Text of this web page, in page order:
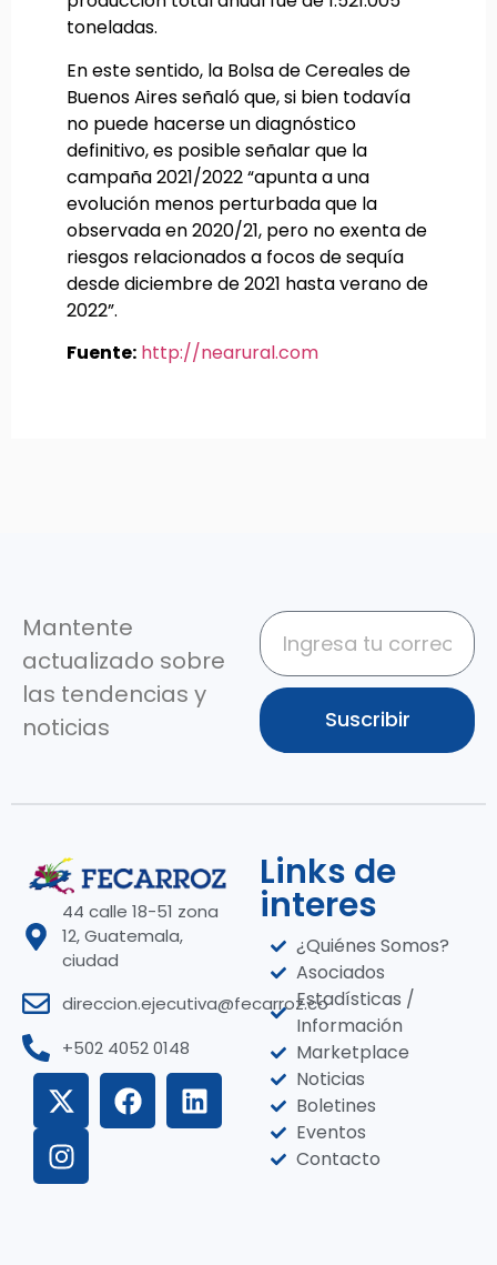
toneladas.
En este sentido, la Bolsa de Cereales de
Buenos Aires señaló que, si bien todavía
no puede hacerse un diagnóstico
definitivo, es posible señalar que la
campaña 2021/2022 “apunta a una
evolución menos perturbada que la
observada en 2020/21, pero no exenta de
riesgos relacionados a focos de sequía
desde diciembre de 2021 hasta verano de
2022”.
Fuente: http://nearural.com
Mantente
actualizado sobre
las tendencias y
noticias
Suscribir
44 calle 18-51 zona
12, Guatemala,
ciudad
direccion.ejecutiva@fecarroz.co
+502 4052 0148
Links de
interes
¿Quiénes Somos?
Asociados
Estadísticas /
Información
Marketplace
Noticias
Boletines
Eventos
Contacto